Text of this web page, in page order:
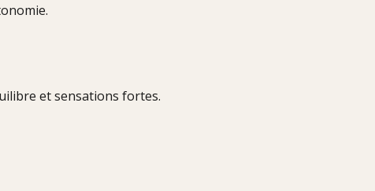
et sensations fortes.